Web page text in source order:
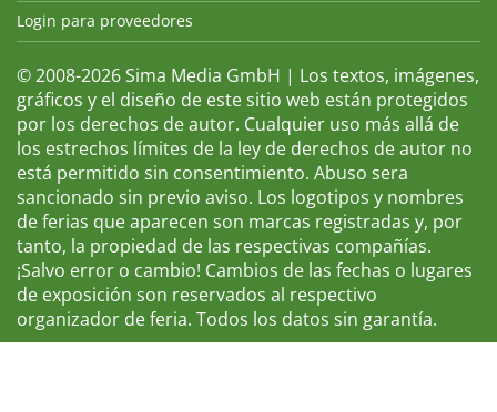
Login para proveedores
© 2008-2026 Sima Media GmbH | Los textos, imágenes,
gráficos y el diseño de este sitio web están protegidos
por los derechos de autor. Cualquier uso más allá de
los estrechos límites de la ley de derechos de autor no
está permitido sin consentimiento. Abuso sera
sancionado sin previo aviso. Los logotipos y nombres
de ferias que aparecen son marcas registradas y, por
tanto, la propiedad de las respectivas compañías.
¡Salvo error o cambio! Cambios de las fechas o lugares
de exposición son reservados al respectivo
organizador de feria. Todos los datos sin garantía.